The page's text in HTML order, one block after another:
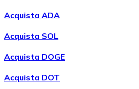
XRP
Acquista ADA
Acquista SOL
Acquista DOGE
Acquista DOT